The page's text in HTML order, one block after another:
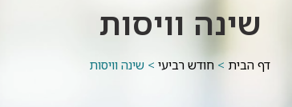
שינה וויסות
דף הבית > חודש רביעי > שינה וויסות